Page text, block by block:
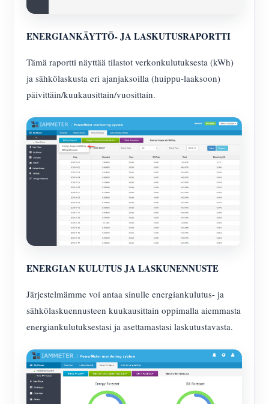
ENERGIANKÄYTTÖ- JA LASKUTUSRAPORTTI
Tämä raportti näyttää tilastot verkonkulutuksesta (kWh)
ja sähkölaskusta eri ajanjaksoilla (huippu-laaksoon)
päivittäin/kuukausittain/vuosittain.
ENERGIAN KULUTUS JA LASKUNENNUSTE
Järjestelmämme voi antaa sinulle energiankulutus- ja
sähkölaskuennusteen kuukausittain oppimalla aiemmasta
energiankulutuksestasi ja asettamastasi laskutustavasta.